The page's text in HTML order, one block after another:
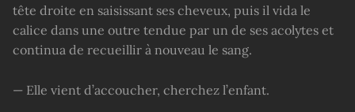
tête droite en saisissant ses cheveux, puis il vida le
calice dans une outre tendue par un de ses acolytes et
continua de recueillir à nouveau le sang.
— Elle vient d’accoucher, cherchez l’enfant.